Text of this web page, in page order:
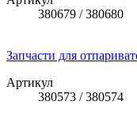
380679 / 380680
Запчасти для
Артикул
380573 / 380574